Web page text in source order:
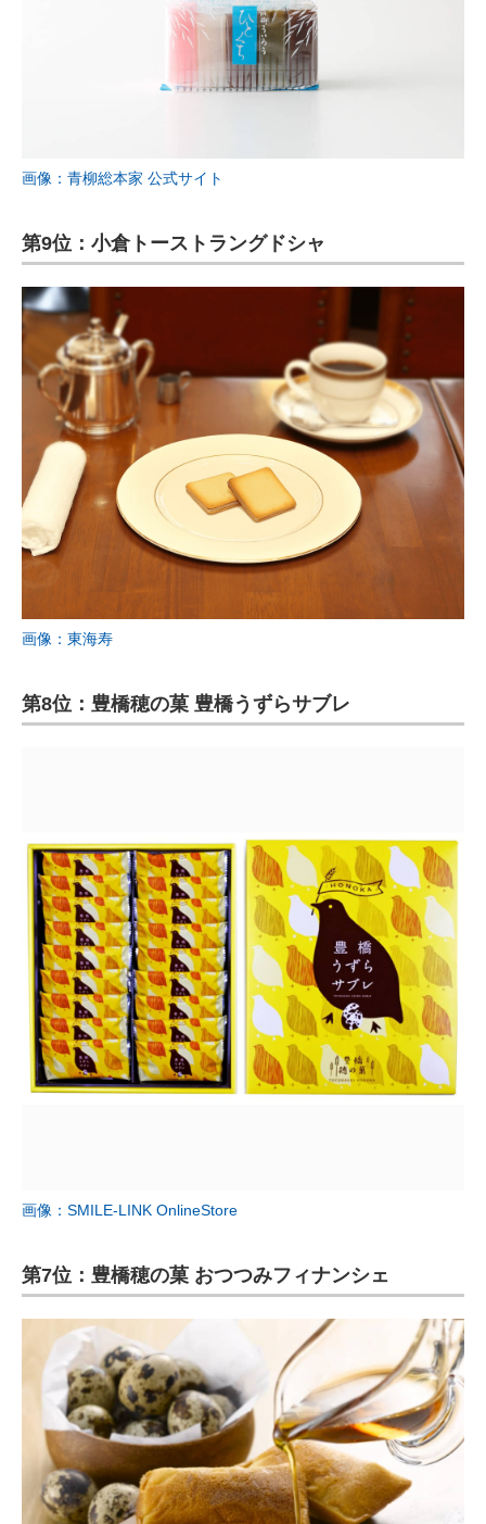
画像：青柳総本家 公式サイト
第9位：小倉トーストラングドシャ
画像：東海寿
第8位：豊橋穂の菓 豊橋うずらサブレ
画像：SMILE-LINK OnlineStore
第7位：豊橋穂の菓 おつつみフィナンシェ